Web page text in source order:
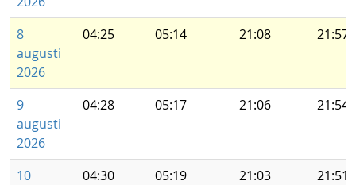
8
augusti
2026
04:25 05:14 21:08 21:57
9
augusti
2026
04:28 05:17 21:06 21:54
10
04:30 05:19 21:03 21:51